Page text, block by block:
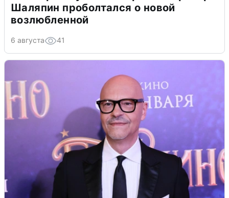
Шаляпин проболтался о новой
возлюбленной
6 августа 41